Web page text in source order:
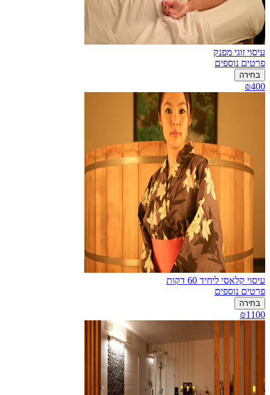
עיסוי זוגי מפנק
פרטים נוספים
בחירה
₪400
עיסוי קלאסי ליחיד 60 דקות
פרטים נוספים
בחירה
₪1100